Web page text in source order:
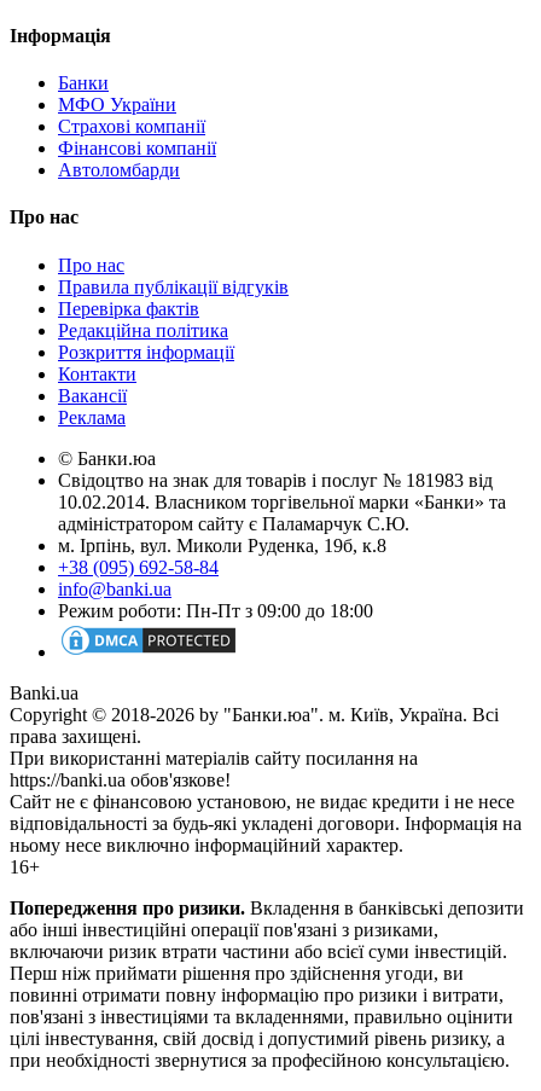
Інформація
Банки
МФО України
Страхові компанії
Фінансові компанії
Автоломбарди
Про нас
Про нас
Правила публікації відгуків
Перевірка фактів
Редакційна політика
Розкриття інформації
Контакти
Вакансії
Реклама
© Банки.юа
Свідоцтво на знак для товарів і послуг № 181983 від
10.02.2014. Власником торгівельної марки «Банки» та
адміністратором сайту є Паламарчук С.Ю.
м. Ірпінь, вул. Миколи Руденка, 19б, к.8
+38 (095) 692-58-84
info@banki.ua
Режим роботи: Пн-Пт з 09:00 до 18:00
Banki.ua
Copyright © 2018-2026 by "Банки.юа". м. Київ, Україна. Всі
права захищені.
При використанні матеріалів сайту посилання на
https://banki.ua обов'язкове!
Сайт не є фінансовою установою, не видає кредити і не несе
відповідальності за будь-які укладені договори. Інформація на
ньому несе виключно інформаційний характер.
16+
Попередження про ризики. Вкладення в банківські депозити
або інші інвестиційні операції пов'язані з ризиками,
включаючи ризик втрати частини або всієї суми інвестицій.
Перш ніж приймати рішення про здійснення угоди, ви
повинні отримати повну інформацію про ризики і витрати,
пов'язані з інвестиціями та вкладеннями, правильно оцінити
цілі інвестування, свій досвід і допустимий рівень ризику, а
при необхідності звернутися за професійною консультацією.